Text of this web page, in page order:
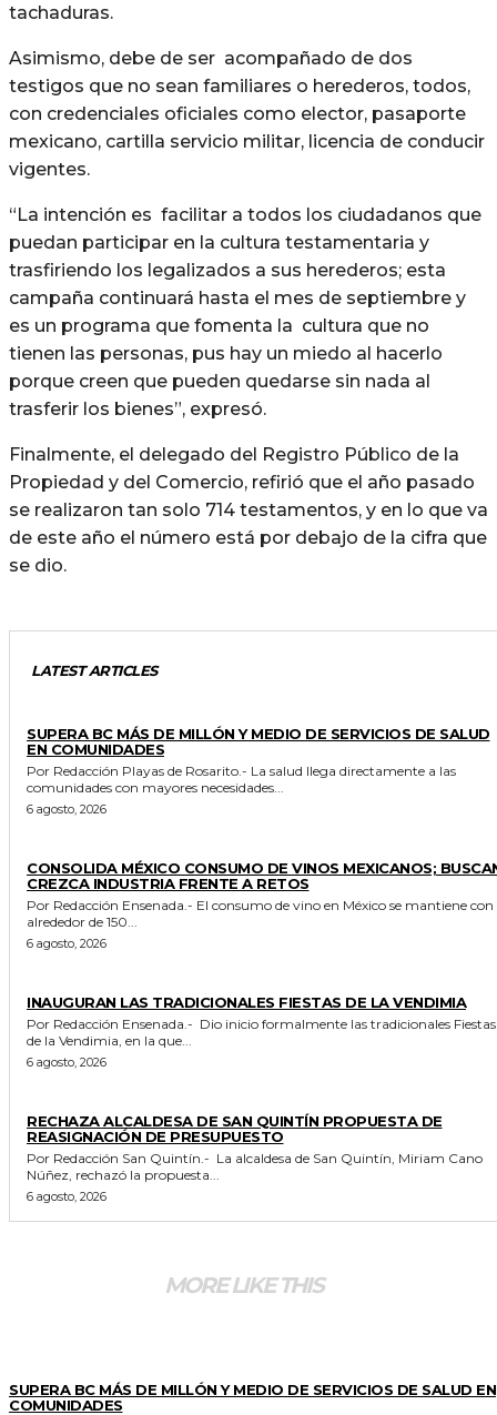
tachaduras.
Asimismo, debe de ser acompañado de dos
testigos que no sean familiares o herederos, todos,
con credenciales oficiales como elector, pasaporte
mexicano, cartilla servicio militar, licencia de conducir
vigentes.
“La intención es facilitar a todos los ciudadanos que
puedan participar en la cultura testamentaria y
trasfiriendo los legalizados a sus herederos; esta
campaña continuará hasta el mes de septiembre y
es un programa que fomenta la cultura que no
tienen las personas, pus hay un miedo al hacerlo
porque creen que pueden quedarse sin nada al
trasferir los bienes”, expresó.
Finalmente, el delegado del Registro Público de la
Propiedad y del Comercio, refirió que el año pasado
se realizaron tan solo 714 testamentos, y en lo que va
de este año el número está por debajo de la cifra que
se dio.
LATEST ARTICLES
SUPERA BC MÁS DE MILLÓN Y MEDIO DE SERVICIOS DE SALUD
EN COMUNIDADES
Por Redacción Playas de Rosarito.- La salud llega directamente a las
comunidades con mayores necesidades...
6 agosto, 2026
CONSOLIDA MÉXICO CONSUMO DE VINOS MEXICANOS;
CREZCA INDUSTRIA FRENTE A RETOS
Por Redacción Ensenada.- El consumo de vino en México se mantiene con
alrededor de 150...
6 agosto, 2026
INAUGURAN LAS TRADICIONALES FIESTAS DE LA VENDIMIA
Por Redacción Ensenada.- Dio inicio formalmente las tradicionales Fiestas
de la Vendimia, en la que...
6 agosto, 2026
RECHAZA ALCALDESA DE SAN QUINTÍN PROPUESTA DE
REASIGNACIÓN DE PRESUPUESTO
Por Redacción San Quintín.- La alcaldesa de San Quintín, Miriam Cano
Núñez, rechazó la propuesta...
6 agosto, 2026
MORE LIKE THIS
SUPERA BC MÁS DE MILLÓN Y MEDIO DE SERVICIOS DE SALUD EN
COMUNIDADES